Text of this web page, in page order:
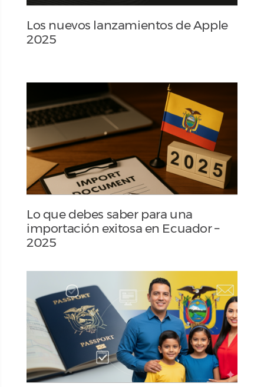
Los nuevos lanzamientos de Apple
2025
Lo que debes saber para una
importación exitosa en Ecuador –
2025